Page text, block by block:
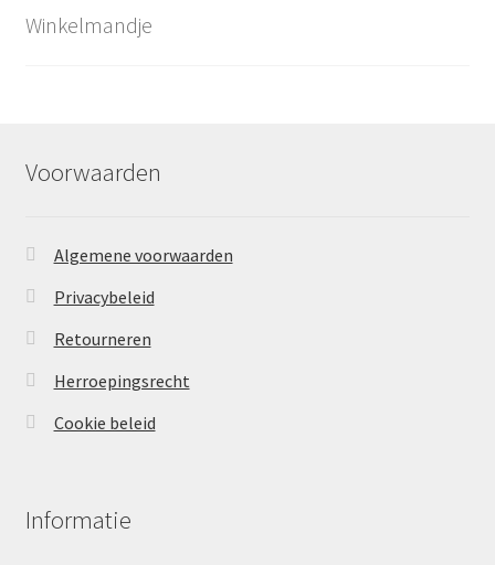
Winkelmandje
Voorwaarden
Algemene voorwaarden
Privacybeleid
Retourneren
Herroepingsrecht
Cookie beleid
Informatie